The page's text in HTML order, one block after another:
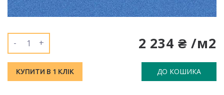
2 234 ₴ /м2
- +
КУПИТИ В 1 КЛІК ДО КОШИКА